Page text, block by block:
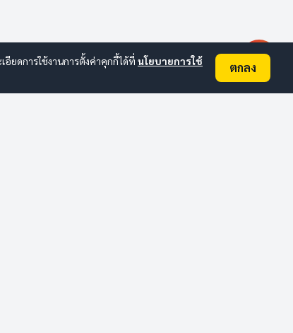
ยดการใช้งานการตั้งค่าคุกกี้ได้ที่ นโยบายการใช้
ตกลง